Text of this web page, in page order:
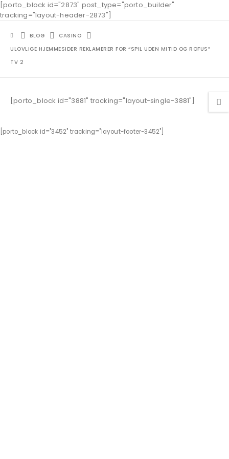
[porto_block id="2873" post_type="porto_builder"
tracking="layout-header-2873"]
BLOG
CASINO
ULOVLIGE HJEMMESIDER REKLAMERER FOR “SPIL UDEN MITID OG ROFUS”
TV 2
[porto_block id="3881" tracking="layout-single-3881"]
[porto_block id="3452" tracking="layout-footer-3452"]